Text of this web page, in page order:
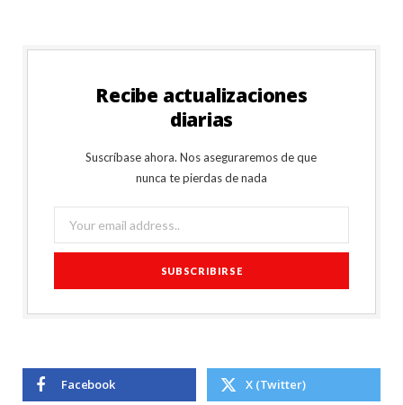
Recibe actualizaciones
diarias
Suscríbase ahora. Nos aseguraremos de que
nunca te pierdas de nada
Facebook X (Twitter)